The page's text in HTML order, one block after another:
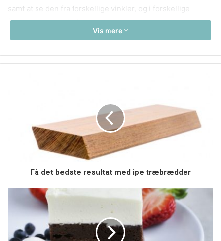
samt at se den fra forskellige vinkler, og i forskellige
farvenuancer og lakker.
Få endeligt din drømmebil
Ønsker man at finde en bil der er stor og plads til hele
familien, og samtidigt kan køre i svære terræn, så kan det
være en rigtig god ide at se nærmere på en dyster eller en
crossover fra Dacia. Her finder man nogle solide biler, der
stadigvæk ligger i et fornuftig brændstofleje. Der er flere
forskellige forhandlere rundt omkring i Danmark, og disse
Vis mere
Få det bedste resultat med ipe træbrædder